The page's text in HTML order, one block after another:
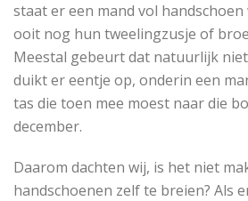
staat er een mand vol
ooit nog hun tweelingzusje of
Meestal gebeurt dat natuurlijk
duikt er eentje op, onderin een
tas die toen mee moest naar die
december.
Daarom dachten wij, is het niet
handschoenen zelf te breien? Als